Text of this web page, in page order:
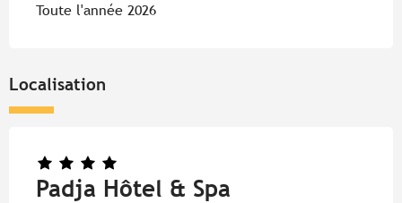
Toute l'année 2026
Localisation
Padja Hôtel & Spa